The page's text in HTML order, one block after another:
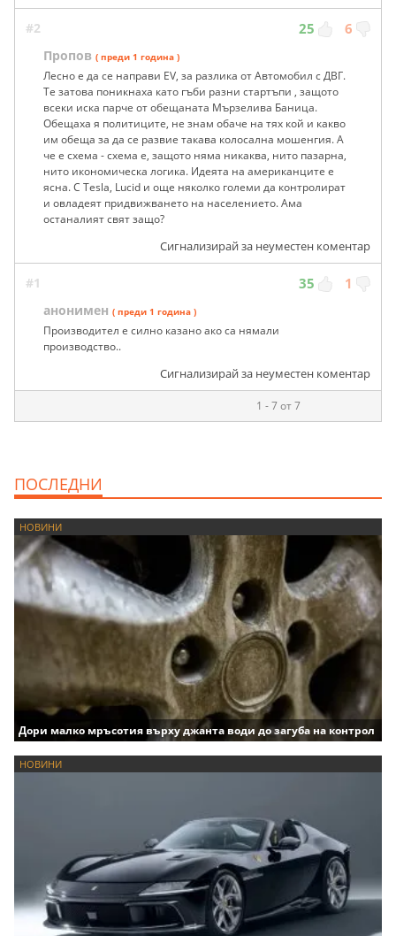
#2 25 6
Пропов ( преди 1 година )
Лесно е да се направи EV, за разлика от Автомобил с ДВГ.
Те затова поникнаха като гъби разни стартъпи , защото
всеки иска парче от обещаната Мързелива Баница.
Обещаха я политиците, не знам обаче на тях кой и какво
им обеща за да се развие такава колосална мошенгия. А
че е схема - схема е, защото няма никаква, нито пазарна,
нито икономическа логика. Идеята на американците е
ясна. С Tesla, Lucid и още няколко големи да контролират
и овладеят придвижването на населението. Ама
останалият свят защо?
Сигнализирай за неуместен коментар
#1 35 1
анонимен ( преди 1 година )
Производител е силно казано ако са нямали
производство..
Сигнализирай за неуместен коментар
1 - 7 от 7
ПОСЛЕДНИ
НОВИНИ
Дори малко мръсотия върху джанта води до загуба на контрол
НОВИНИ